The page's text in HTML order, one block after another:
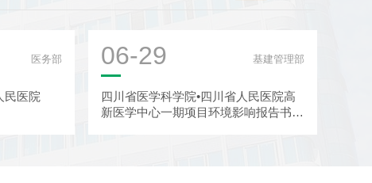
医务部
民医院
06-29 基建管理部
四川省医学科学院•四川省人民医院高
新医学中心一期项目环境影响报告书征